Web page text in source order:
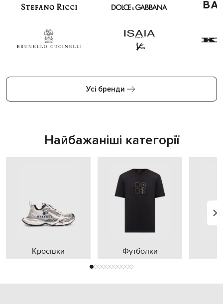
Усі бренди
Найбажаніші категорії
Кросівки Футболки